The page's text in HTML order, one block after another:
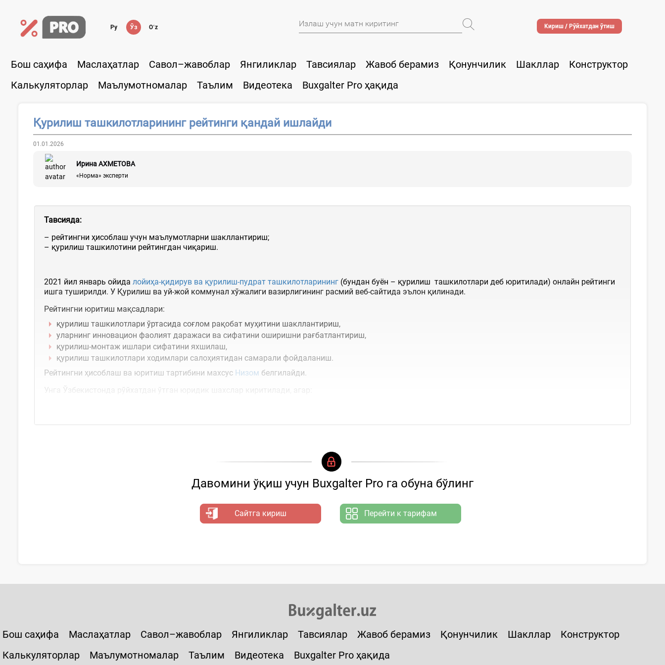
Ру Ўз Oʻz Кириш / Рўйхатдан ўтиш
Бош саҳифа Маслаҳатлар Савол–жавоблар Янгиликлар Тавсиялар Жавоб берамиз Қонунчилик Шакллар
Конструктор
Калькуляторлар
Маълумотномалар Таълим Видеотека Buxgalter Pro ҳақида
Қурилиш ташкилотларининг рейтинги қандай ишлайди
01.01.2026
Ирина АХМЕТОВА
«Норма» эксперти
Тавсияда:
– рейтингни ҳисоблаш учун маълумотларни шакллантириш;
– қурилиш ташкилотини рейтингдан чиқариш.
2021 йил январь ойида лойиҳа-қидирув ва қурилиш-пудрат ташкилотларининг (бундан буён – қурилиш ташкилотлари деб юритилади) онлайн рейтинги
ишга туширилди. У Қурилиш ва уй-жой коммунал хўжалиги вазирлигининг расмий веб-сайтида эълон қилинади.
Рейтингни юритиш мақсадлари:
қурилиш ташкилотлари ўртасида соғлом рақобат муҳитини шакллантириш,
уларнинг инновацион фаолият даражаси ва сифатини оширишни рағбатлантириш,
қурилиш-монтаж ишлари сифатини яхшилаш,
қурилиш ташкилотлари ходимлари салоҳиятидан самарали фойдаланиш.
Рейтингни ҳисоблаш ва юритиш тартибини махсус Низом белгилайди.
Унга Ўзбекистонда рўйхатдан ўтган юридик шахслар киритилади, агар:
Давомини ўқиш учун Buxgalter Pro га обуна бўлинг
Сайтга кириш Перейти к тарифам
Бош саҳифа Маслаҳатлар Савол–жавоблар Янгиликлар Тавсиялар Жавоб берамиз Қонунчилик Шакллар
Конструктор
Калькуляторлар
Маълумотномалар Таълим Видеотека Buxgalter Pro ҳақида